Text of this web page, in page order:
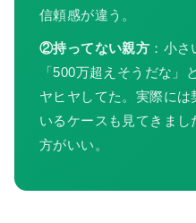
信頼感が違う。
②持ってない親方 ：小
「500万超えそうだな」
ヤヒヤしてた。実際に
いるケースも見てきま
方がいい。